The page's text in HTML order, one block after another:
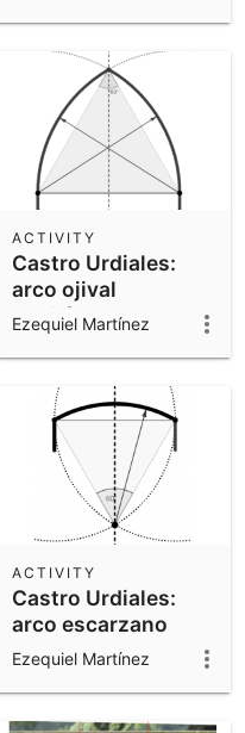
Castro Urdiales:
arco ojival
equilátero
ACTIVITY
Ezequiel Martínez
Castro Urdiales:
arco escarzano
ACTIVITY
Ezequiel Martínez